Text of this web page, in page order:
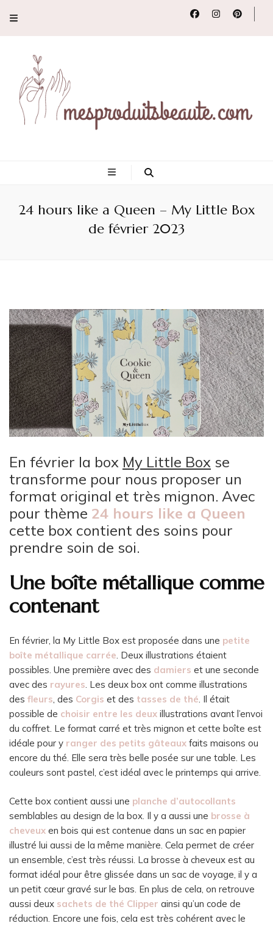
et revues de
produits beauté
24 hours like a Queen – My Little Box
de février 2023
En février la box My Little Box se
transforme pour nous proposer un
format original et très mignon. Avec
pour thème 24 hours like a Queen
cette box contient des soins pour
prendre soin de soi.
Une boîte métallique comme
contenant
En février, la My Little Box est proposée dans une petite
boîte métallique carrée. Deux illustrations étaient
possibles. Une première avec des damiers et une seconde
avec des rayures. Les deux box ont comme illustrations
des fleurs, des Corgis et des tasses de thé. Il était
possible de choisir entre les deux illustrations avant l’envoi
du coffret. Le format carré et très mignon et cette boîte est
idéale pour y ranger des petits gâteaux faits maisons ou
encore du thé. Elle sera très belle posée sur une table. Les
couleurs sont pastel, c’est idéal avec le printemps qui arrive.
Cette box contient aussi une planche d’autocollants
semblables au design de la box. Il y a aussi une brosse à
cheveux en bois qui est contenue dans un sac en papier
illustré lui aussi de la même manière. Cela permet de créer
un ensemble, c’est très réussi. La brosse à cheveux est au
format idéal pour être glissée dans un sac de voyage, il y a
un petit cœur gravé sur le bas. En plus de cela, on retrouve
aussi deux sachets de thé Clipper ainsi qu’un code de
réduction. Encore une fois, cela est très cohérent avec le